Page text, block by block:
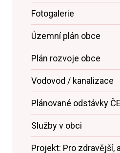
Fotogalerie
Územní plán obce
Plán rozvoje obce
Vodovod / kanalizace
Plánované odstávky
Služby v obci
Projekt: Pro zdravější,